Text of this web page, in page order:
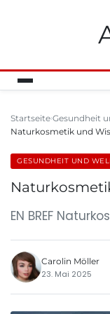
Startseite Gesundheit
Naturkosmetik und
GESUNDHEIT UND
EN BREF
Carolin Möller
23. Mai 2025